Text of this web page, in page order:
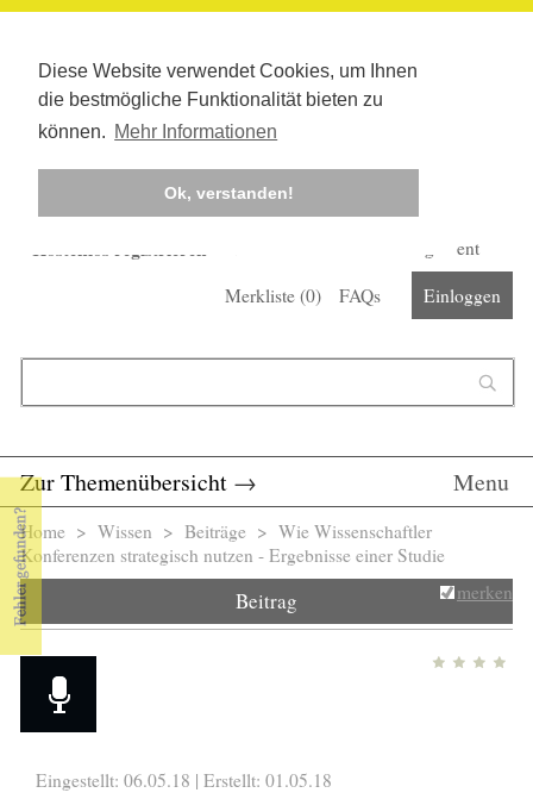
Diese Website verwendet Cookies, um Ihnen
die bestmögliche Funktionalität bieten zu
können. Mehr Informationen
Ok, verstanden!
Kostenlos registrieren
Corona-Management
Merkliste (0) FAQs Einloggen
Zur Themenübersicht → Menu
Sie sind hier
Home > Wissen > Beiträge > Wie Wissenschaftler
Konferenzen strategisch nutzen - Ergebnisse einer Studie
Beitrag merken
Eingestellt: 06.05.18 | Erstellt: 01.05.18